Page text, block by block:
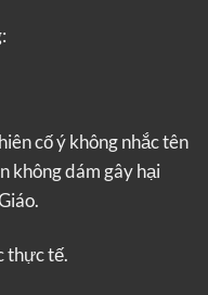
cố ý không nhắc tên
không dám gây hại
thực tế.